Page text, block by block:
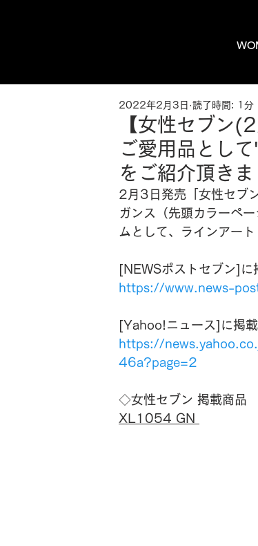
【女性セブン
ご愛用品とし
をご紹介頂きま
2022年2月3日 読了時間: 1分
2月3日発売「女性セブ
ガンス（先頭カラーペ
ムとして、ラインアー
[NEWSポストセブン]に
https://www.news-
[Yahoo!ニュース]に掲載
https://
46a?page=2
◇女性セブン 掲載商品
XL1054 GN